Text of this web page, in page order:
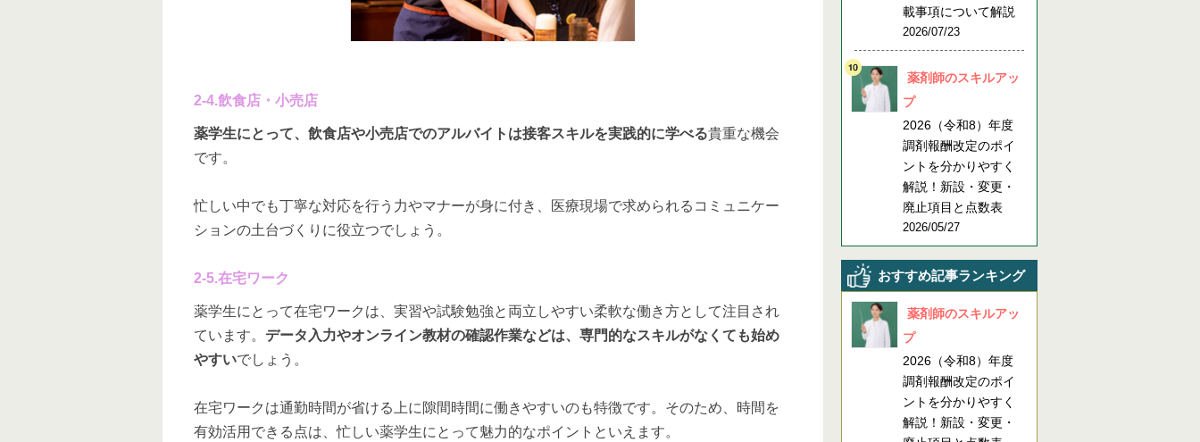
2-4.飲食店・小売店
薬学生にとって、飲食店や小売店でのアルバイトは接客スキルを実践的に学べる貴重な機会
です。
忙しい中でも丁寧な対応を行う力やマナーが身に付き、医療現場で求められるコミュニケー
ションの土台づくりに役立つでしょう。
2-5.在宅ワーク
薬学生にとって在宅ワークは、実習や試験勉強と両立しやすい柔軟な働き方として注目され
ています。 データ入力やオンライン教材の確認作業などは、専門的なスキルがなくても始め
やすいでしょう。
在宅ワークは通勤時間が省ける上に隙間時間に働きやすいのも特徴です。そのため、時間を
有効活用できる点は、忙しい薬学生にとって魅力的なポイントといえます。
載事項について解説
2026/07/23
薬剤師のスキルアッ
プ
2026（令和8）年度
調剤報酬改定のポイ
ントを分かりやすく
解説！新設・変更・
廃止項目と点数表
2026/05/27
おすすめ記事ランキング
薬剤師のスキルアッ
プ
2026（令和8）年度
調剤報酬改定のポイ
ントを分かりやすく
解説！新設・変更・